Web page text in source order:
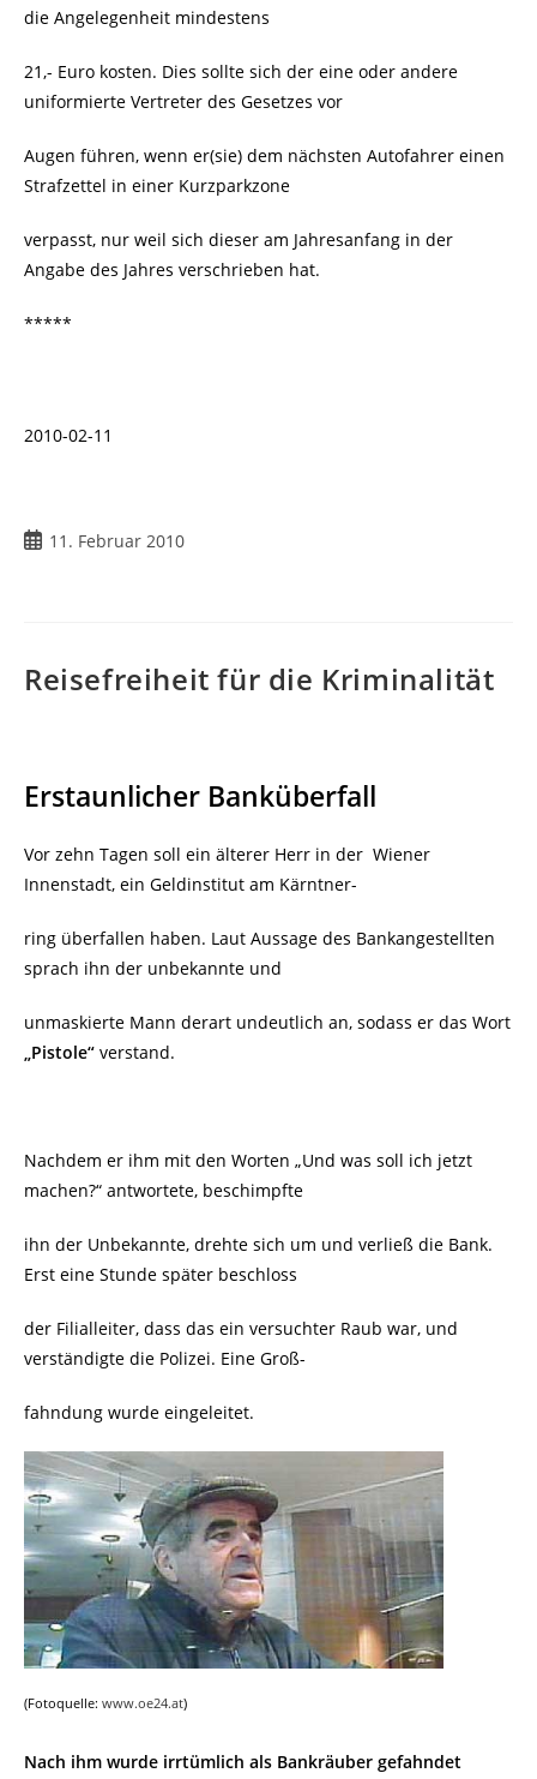
die Angelegenheit mindestens
21,- Euro kosten. Dies sollte sich der eine oder andere
uniformierte Vertreter des Gesetzes vor
Augen führen, wenn er(sie) dem nächsten Autofahrer einen
Strafzettel in einer Kurzparkzone
verpasst, nur weil sich dieser am Jahresanfang in der
Angabe des Jahres verschrieben hat.
*****
2010-02-11
11. Februar 2010
Reisefreiheit für die Kriminalität
Erstaunlicher Banküberfall
Vor zehn Tagen soll ein älterer Herr in der Wiener
Innenstadt, ein Geldinstitut am Kärntner-
ring überfallen haben. Laut Aussage des Bankangestellten
sprach ihn der unbekannte und
unmaskierte Mann derart undeutlich an, sodass er das Wort
„Pistole“ verstand.
Nachdem er ihm mit den Worten „Und was soll ich jetzt
machen?“ antwortete, beschimpfte
ihn der Unbekannte, drehte sich um und verließ die Bank.
Erst eine Stunde später beschloss
der Filialleiter, dass das ein versuchter Raub war, und
verständigte die Polizei. Eine Groß-
fahndung wurde eingeleitet.
(Fotoquelle: www.oe24.at)
Nach ihm wurde irrtümlich als Bankräuber gefahndet